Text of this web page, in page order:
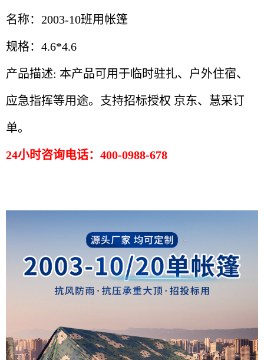
名称：2003-10班用帐篷
规格：4.6*4.6
产品描述: 本产品可用于临时驻扎、户外住宿、
应急指挥等用途。 支持招标授权 京东、慧采订
单。
24小时咨询电话：400-0988-678